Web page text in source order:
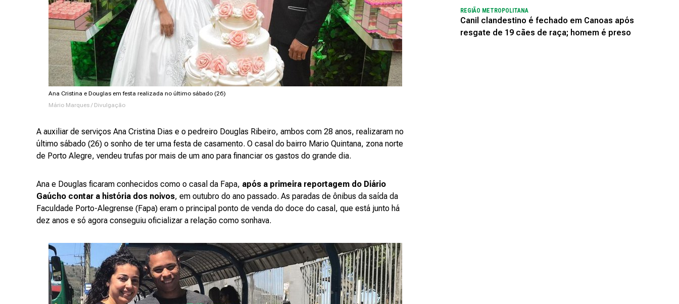
Ana Cristina e Douglas em festa realizada no último sábado (26)
Mário Marques / Divulgação
A auxiliar de serviços Ana Cristina Dias e o pedreiro Douglas Ribeiro, ambos com 28 anos, realizaram no
último sábado (26) o sonho de ter uma festa de casamento. O casal do bairro Mario Quintana, zona norte
de Porto Alegre, vendeu trufas por mais de um ano para financiar os gastos do grande dia.
Ana e Douglas ficaram conhecidos como o casal da Fapa, após a primeira reportagem do Diário
Gaúcho contar a história dos noivos, em outubro do ano passado. As paradas de ônibus da saída da
Faculdade Porto-Alegrense (Fapa) eram o principal ponto de venda do doce do casal, que está junto há
dez anos e só agora conseguiu oficializar a relação como sonhava.
REGIÃO METROPOLITANA
Canil clandestino é fechado em Canoas após
resgate de 19 cães de raça; homem é preso